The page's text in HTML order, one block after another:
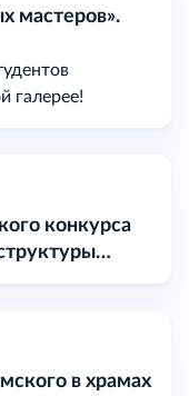
мастеров».
галерее!
конкурса
в храмах